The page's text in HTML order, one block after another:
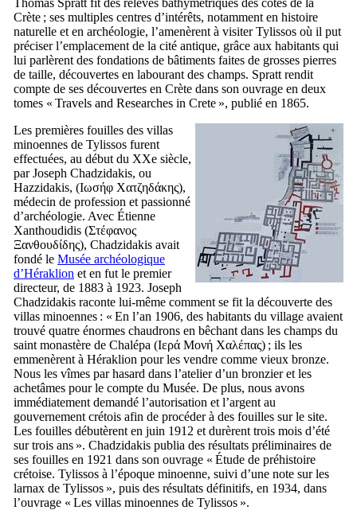
Crète ; ses multiples centres d’intérêts, notamment en histoire
naturelle et en archéologie, l’amenèrent à visiter Tylissos où il put
préciser l’emplacement de la cité antique, grâce aux habitants qui
lui parlèrent des fondations de bâtiments faites de grosses pierres
de taille, découvertes en labourant des champs. Spratt rendit
compte de ses découvertes en Crète dans son ouvrage en deux
tomes « Travels and Researches in Crete », publié en 1865.
Les premières fouilles des villas
minoennes de Tylissos furent
effectuées, au début du XXe siècle,
par Joseph Chadzidakis, ou
Hazzidakis, (Ιωσήφ Χατζηδάκης),
médecin de profession et passionné
d’archéologie. Avec Étienne
Xanthoudidis (Στέφανος
Ξανθουδίδης), Chadzidakis avait
fondé le Musée archéologique
d’Héraklion et en fut le premier
directeur, de 1883 à 1923. Joseph
Chadzidakis raconte lui-même comment se fit la découverte des
villas minoennes : « En l’an 1906, des habitants du village avaient
trouvé quatre énormes chaudrons en bêchant dans les champs du
saint monastère de Chalépa (Ιερά Μονή Χαλέπας) ; ils les
emmenèrent à Héraklion pour les vendre comme vieux bronze.
Nous les vîmes par hasard dans l’atelier d’un bronzier et les
achetâmes pour le compte du Musée. De plus, nous avons
immédiatement demandé l’autorisation et l’argent au
gouvernement crétois afin de procéder à des fouilles sur le site.
Les fouilles débutèrent en juin 1912 et durèrent trois mois d’été
sur trois ans ». Chadzidakis publia des résultats préliminaires de
ses fouilles en 1921 dans son ouvrage « Étude de préhistoire
crétoise. Tylissos à l’époque minoenne, suivi d’une note sur les
larnax de Tylissos », puis des résultats définitifs, en 1934, dans
l’ouvrage « Les villas minoennes de Tylissos ».